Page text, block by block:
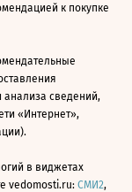
к покупке
анализа сведений,
«Интернет»,
в виджетах
vedomosti.ru: СМИ2,